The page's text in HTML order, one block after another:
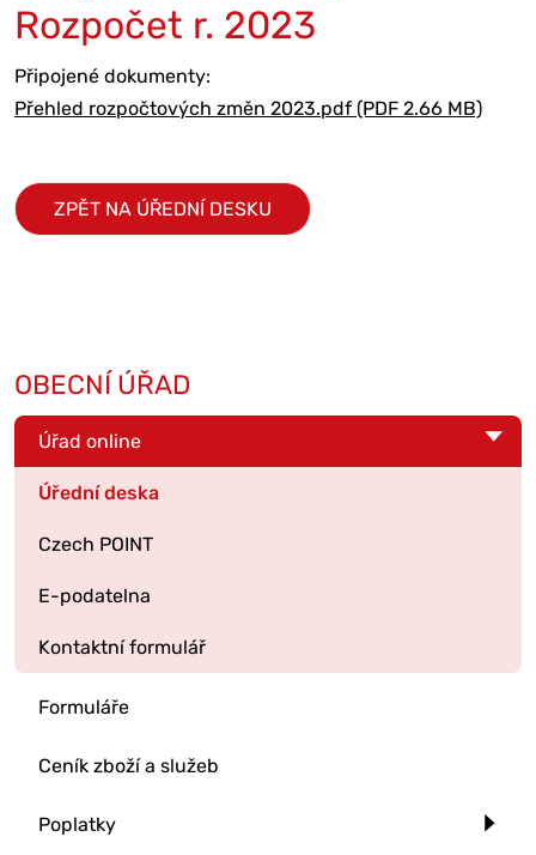
Rozpočet r. 2023
Připojené dokumenty:
Přehled rozpočtových změn 2023.pdf (PDF 2.66 MB)
ZPĚT NA ÚŘEDNÍ DESKU
OBECNÍ ÚŘAD
Úřad online
Úřední deska
Czech POINT
E-podatelna
Kontaktní formulář
Formuláře
Ceník zboží a služeb
Poplatky